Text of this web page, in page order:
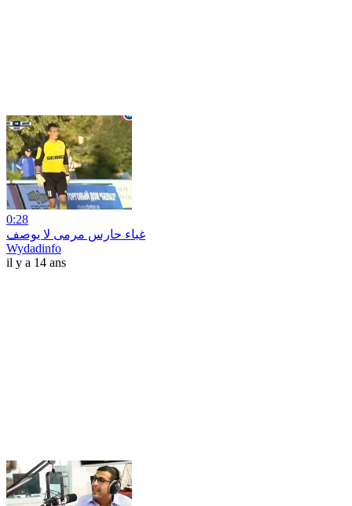
0:28
غباء حارس مرمى لا يوصف
Wydadinfo
il y a 14 ans